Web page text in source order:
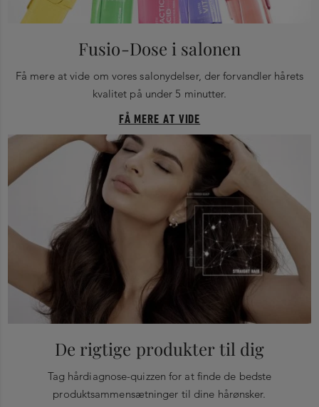
Fusio-Dose i salonen
Få mere at vide om vores salonydelser, der forvandler hårets
kvalitet på under 5 minutter.
FÅ MERE AT VIDE
De rigtige produkter til dig
Tag hårdiagnose-quizzen for at finde de bedste
produktsammensætninger til dine hårønsker.